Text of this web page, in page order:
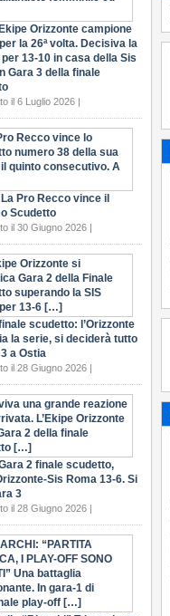
Orizzonte campione
la 26ª volta. Decisiva la
13-10 in casa della Sis
Gara 3 della finale
il 6 Luglio 2026 |
Pro Recco vince il
Scudetto
il 30 Giugno 2026 |
scudetto: l’Orizzonte
la serie, si deciderà tutto
a Ostia
il 28 Giugno 2026 |
2 finale scudetto,
Sis Roma 13-6. Si
3
il 28 Giugno 2026 |